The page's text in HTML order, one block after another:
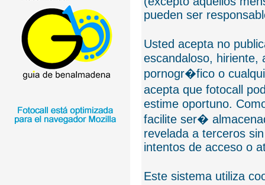
pueden ser
Usted acepta no
escandaloso, hiriente,
pornogr�fico o
acepta que fotocall
estime oportuno.
facilite ser�
revelada a terceros
intentos de acceso o
Este sistema utiliza